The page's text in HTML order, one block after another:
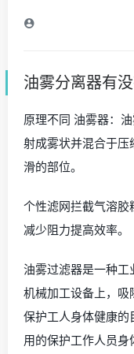
油雾分离器有
原理不同 油雾器：
射成雾状并混合于压
滑的部位。
个性滤网拦截气溶胶
减少阻力提高效率。
油雾过滤器是一种
机械加工设备上，吸
保护工人身体健康
用的保护工作人员